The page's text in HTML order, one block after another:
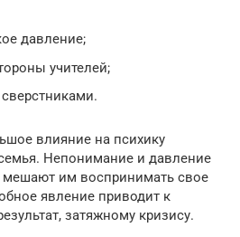
давление;
учителей;
влияние на психику
Непонимание и давление
мешают им воспринимать свое
явление приводит к
затяжному кризису.